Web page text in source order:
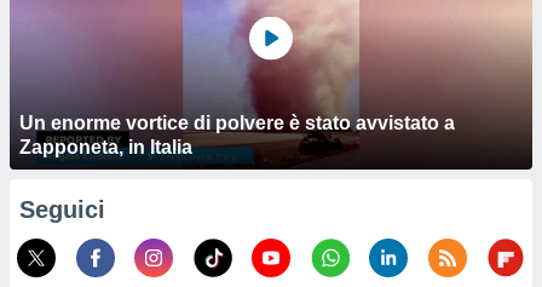
Un enorme vortice di polvere è stato avvistato a
Zapponeta, in Italia
Seguici